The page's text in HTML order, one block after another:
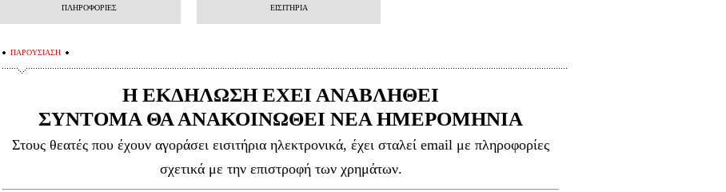
Παραγγελία
Προσωπικά Δεδομένα
Πληροφορίες
Είσοδος διαχειριστή
ΠΛΗΡΟΦΟΡΙΕΣ ΕΙΣΙΤΗΡΙΑ
ΠΑΡΟΥΣΙΑΣΗ
Η ΕΚΔΗΛΩΣΗ ΕΧΕΙ ΑΝΑΒΛΗΘΕΙ
ΣΥΝΤΟΜΑ ΘΑ ΑΝΑΚΟΙΝΩΘΕΙ ΝΕΑ ΗΜΕΡΟΜΗΝΙΑ
Στους θεατές που έχουν αγοράσει εισιτήρια ηλεκτρονικά, έχει σταλεί email με πληροφορίες
σχετικά με την επιστροφή των χρημάτων.